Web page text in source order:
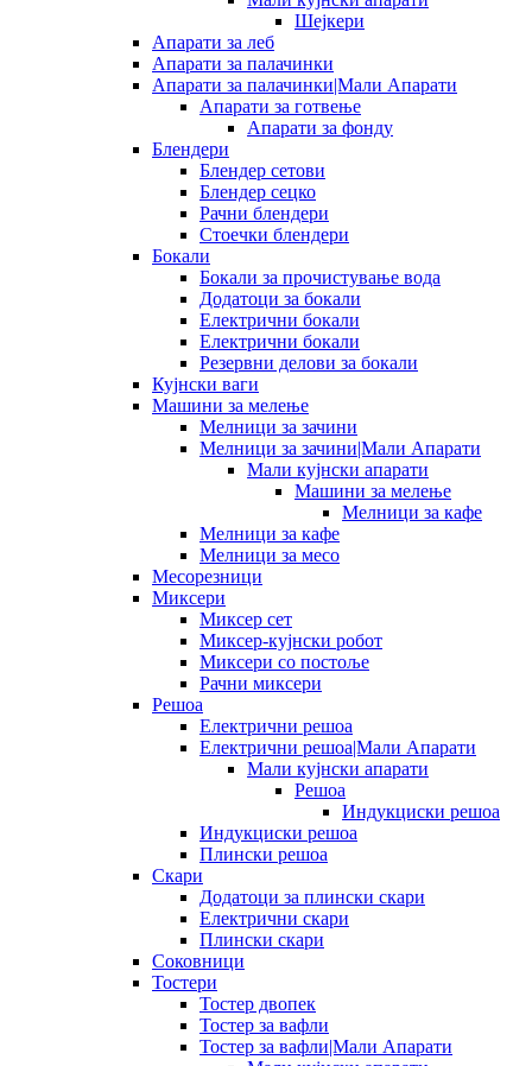
Шејкери
Апарати за леб
Апарати за палачинки
Апарати за палачинки|Мали Апарати
Апарати за готвење
Апарати за фонду
Блендери
Блендер сетови
Блендер сецко
Рачни блендери
Стоечки блендери
Бокали
Бокали за прочистување вода
Додатоци за бокали
Електрични бокали
Електрични бокали
Резервни делови за бокали
Кујнски ваги
Машини за мелење
Мелници за зачини
Мелници за зачини|Мали Апарати
Мали кујнски апарати
Машини за мелење
Мелници за кафе
Мелници за кафе
Мелници за месо
Месорезници
Миксери
Миксер сет
Миксер-кујнски робот
Миксери со постоље
Рачни миксери
Решоа
Електрични решоа
Електрични решоа|Мали Апарати
Мали кујнски апарати
Решоа
Индукциски решоа
Индукциски решоа
Плински решоа
Скари
Додатоци за плински скари
Електрични скари
Плински скари
Соковници
Тостери
Тостер двопек
Тостер за вафли
Тостер за вафли|Мали Апарати